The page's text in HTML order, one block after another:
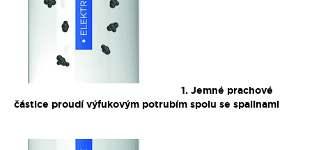
1. Jemné prachové
částice proudí výfukovým potrubím spolu se spalinami